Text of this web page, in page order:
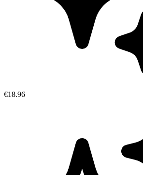
€18.96